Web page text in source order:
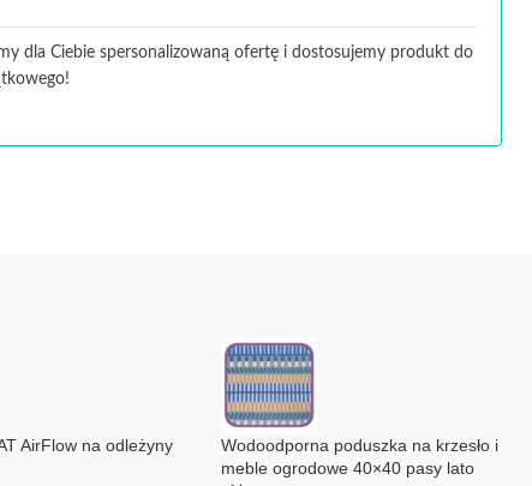
dla Ciebie spersonalizowaną ofertę i dostosujemy produkt do
AirFlow na odleżyny
Wodoodporna poduszka na krzesło i
meble ogrodowe 40×40 pasy lato